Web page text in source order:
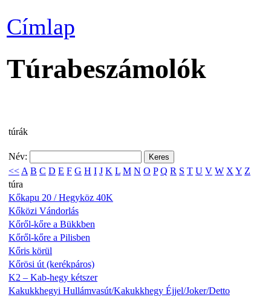
Címlap
Túrabeszámolók
túrák
Név:
<< A B C D E F G H I J K L M N O P Q R S T U V W X Y Z
túra
Kőkapu 20 / Hegyköz 40K
Kőközi Vándorlás
Kőről-kőre a Bükkben
Kőről-kőre a Pilisben
Kőris körül
Kőrösi út (kerékpáros)
K2 – Kab-hegy kétszer
Kakukkhegyi Hullámvasút/Kakukkhegy Éjjel/Joker/Detto